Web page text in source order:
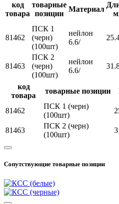
код
товара
товарные
позиции
Материал
81462
ПСК 1
(черн)
(100шт)
нейлон
6.6/
81463
ПСК 2
(черн)
(100шт)
нейлон
6.6/
код
товара
товарные позиции
81462
ПСК 1 (черн)
(100шт)
81463
ПСК 2 (черн)
(100шт)
Сопутствующие товарные позиции